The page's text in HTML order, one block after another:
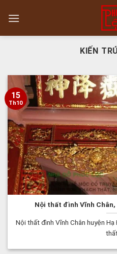
KIẾN
Nội thất đình Vĩnh Chân,
Nội thất đình Vĩnh Chân huyện
15
Th10